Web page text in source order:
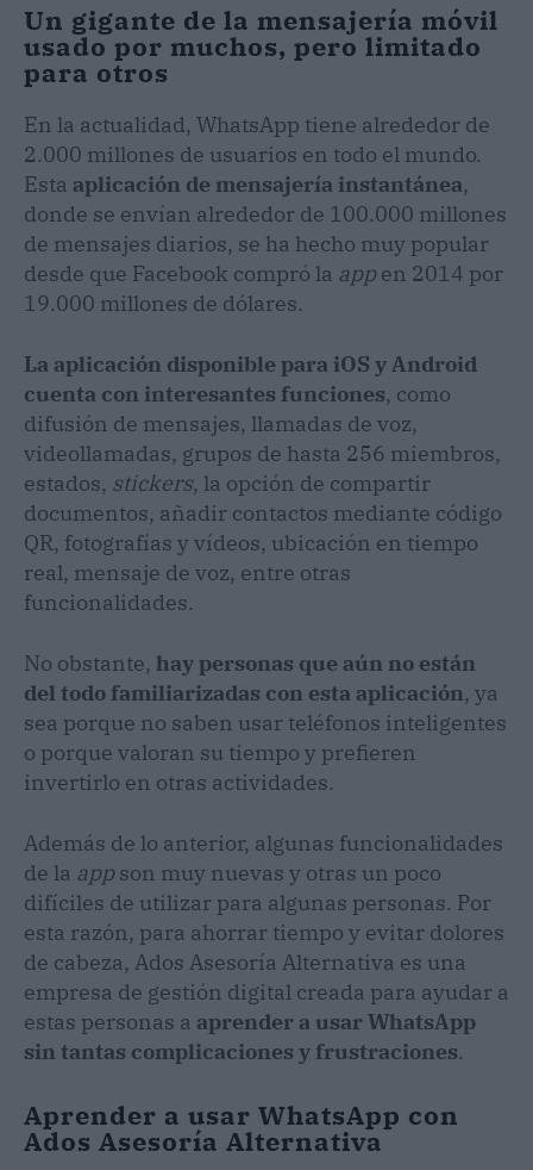
Un gigante de la mensajería móvil
usado por muchos, pero limitado
para otros
En la actualidad, WhatsApp tiene alrededor de
2.000 millones de usuarios en todo el mundo.
Esta aplicación de mensajería instantánea,
donde se envían alrededor de 100.000 millones
de mensajes diarios, se ha hecho muy popular
desde que Facebook compró la appen 2014 por
19.000 millones de dólares.
La aplicación disponible para iOS y Android
cuenta con interesantes funciones, como
difusión de mensajes, llamadas de voz,
videollamadas, grupos de hasta 256 miembros,
estados, stickers, la opción de compartir
documentos, añadir contactos mediante código
QR, fotografías y vídeos, ubicación en tiempo
real, mensaje de voz, entre otras
funcionalidades.
No obstante, hay personas que aún no están
del todo familiarizadas con esta aplicación, ya
sea porque no saben usar teléfonos inteligentes
o porque valoran su tiempo y prefieren
invertirlo en otras actividades.
Además de lo anterior, algunas funcionalidades
de la appson muy nuevas y otras un poco
difíciles de utilizar para algunas personas. Por
esta razón, para ahorrar tiempo y evitar dolores
de cabeza, Ados Asesoría Alternativa es una
empresa de gestión digital creada para ayudar a
estas personas a aprender a usar WhatsApp
sin tantas complicaciones y frustraciones.
Aprender a usar WhatsApp con
Ados Asesoría Alternativa